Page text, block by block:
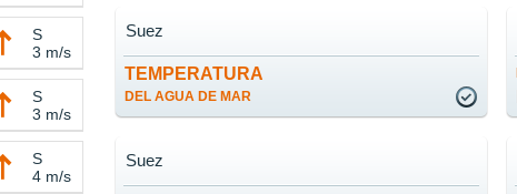
TEMPERATURA
DEL AGUA DE MAR
Suez
Suez
S
3 m/s
S
3 m/s
S
4 m/s